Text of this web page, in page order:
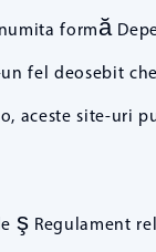
formă
fel deosebit
aceste site-uri
Regulament